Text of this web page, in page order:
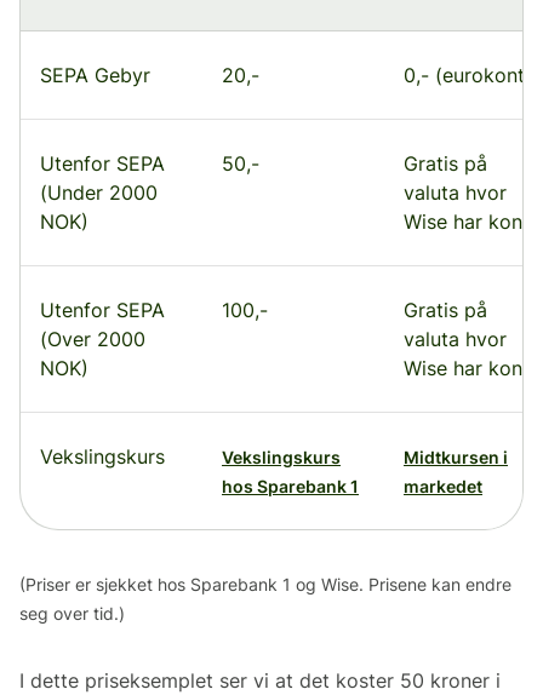
SEPA Gebyr 20,- 0,- (eurokonto)
Utenfor SEPA
(Under 2000
NOK)
50,-
Gratis på
valuta hvor
Wise har
Utenfor SEPA
(Over 2000
NOK)
100,-
Gratis på
valuta hvor
Wise har
Vekslingskurs
Vekslingskurs
hos Sparebank 1
Midtkursen i
markedet
(Priser er sjekket hos Sparebank 1 og Wise. Prisene kan endre
seg over tid.)
I dette priseksemplet ser vi at det koster 50 kroner i